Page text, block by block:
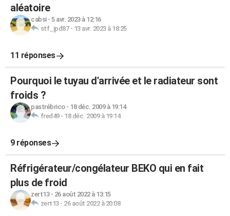
aléatoire
cabsi- 5 avr. 2023 à 12:16
stf_jpd87- 13 avr. 2023 à 18:25
11 réponses
Pourquoi le tuyau d'arrivée et le radiateur sont
froids ?
pastrébrico- 18 déc. 2009 à 19:14
fred49- 18 déc. 2009 à 19:14
9 réponses
Réfrigérateur/congélateur BEKO qui en fait
plus de froid
zert13- 26 août 2022 à 13:15
zert13- 26 août 2022 à 20:08